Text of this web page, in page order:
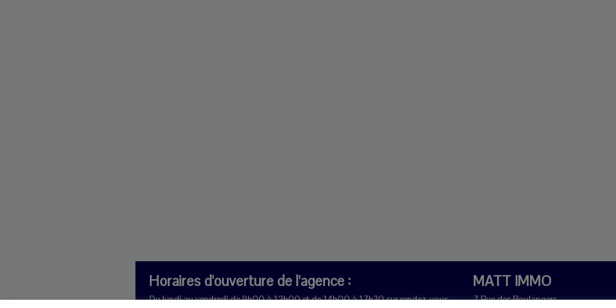
Horaires d'ouverture de l'agence :
Du lundi au vendredi de 9h00 à 12h00 et de 14h00 à 17h30 sur rendez-vous.
MATT IMMO
7 Rue des Boulangers